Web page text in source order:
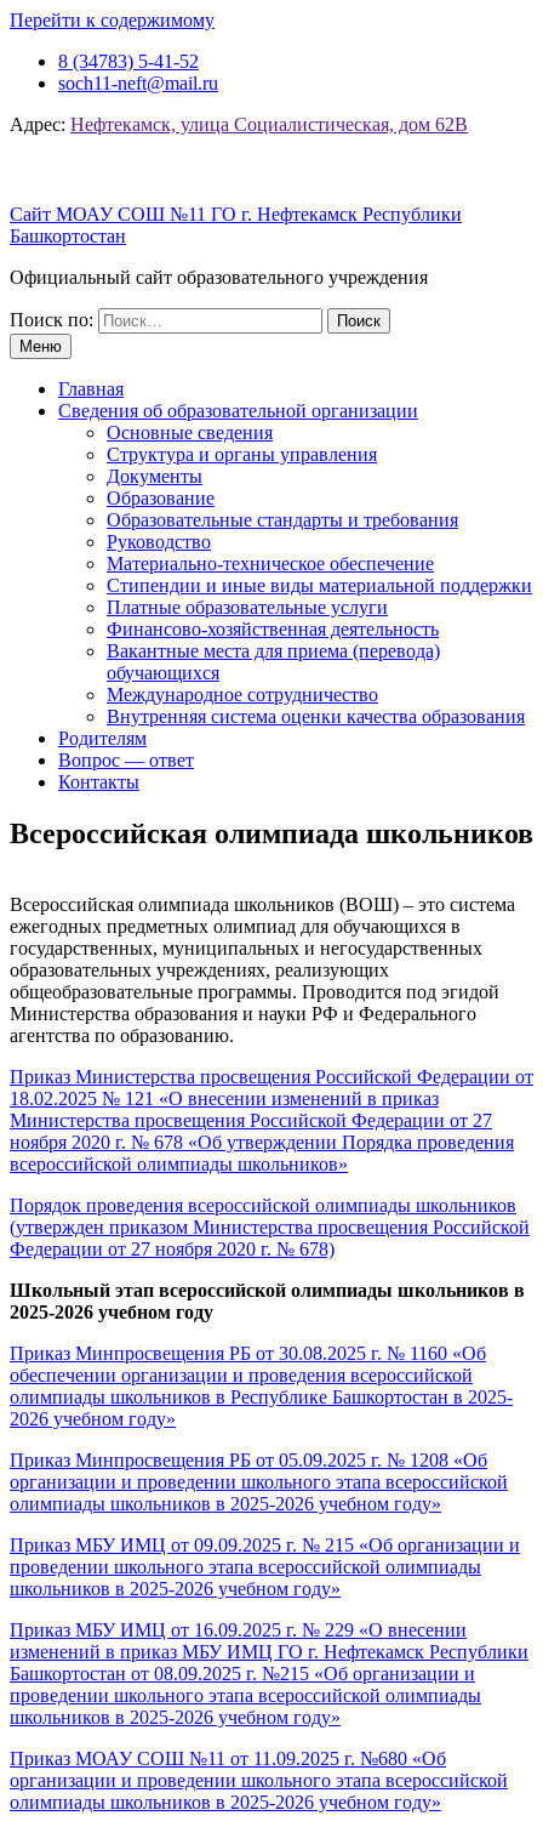
Перейти к содержимому
8 (34783) 5-41-52
soch11-neft@mail.ru
Адрес: Нефтекамск, улица Социалистическая, дом 62В
Сайт МОАУ СОШ №11 ГО г. Нефтекамск Республики
Башкортостан
Официальный сайт образовательного учреждения
Поиск по:
Меню
Главная
Сведения об образовательной организации
Основные сведения
Структура и органы управления
Документы
Образование
Образовательные стандарты и требования
Руководство
Материально-техническое обеспечение
Стипендии и иные виды материальной поддержки
Платные образовательные услуги
Финансово-хозяйственная деятельность
Вакантные места для приема (перевода)
обучающихся
Международное сотрудничество
Внутренняя система оценки качества образования
Родителям
Вопрос — ответ
Контакты
Всероссийская олимпиада школьников
Всероссийская олимпиада школьников (ВОШ) – это система
ежегодных предметных олимпиад для обучающихся в
государственных, муниципальных и негосударственных
образовательных учреждениях, реализующих
общеобразовательные программы. Проводится под эгидой
Министерства образования и науки РФ и Федерального
агентства по образованию.
Приказ Министерства просвещения Российской Федерации от
18.02.2025 № 121 «О внесении изменений в приказ
Министерства просвещения Российской Федерации от 27
ноября 2020 г. № 678 «Об утверждении Порядка проведения
всероссийской олимпиады школьников»
Порядок проведения всероссийской олимпиады школьников
(утвержден приказом Министерства просвещения Российской
Федерации от 27 ноября 2020 г. № 678)
Школьный этап всероссийской олимпиады школьников в
2025-2026 учебном году
Приказ Минпросвещения РБ от 30.08.2025 г. № 1160 «Об
обеспечении организации и проведения всероссийской
олимпиады школьников в Республике Башкортостан в 2025-
2026 учебном году»
Приказ Минпросвещения РБ от 05.09.2025 г. № 1208 «Об
организации и проведении школьного этапа всероссийской
олимпиады школьников в 2025-2026 учебном году»
Приказ МБУ ИМЦ от 09.09.2025 г. № 215 «Об организации и
проведении школьного этапа всероссийской олимпиады
школьников в 2025-2026 учебном году»
Приказ МБУ ИМЦ от 16.09.2025 г. № 229 «О внесении
изменений в приказ МБУ ИМЦ ГО г. Нефтекамск Республики
Башкортостан от 08.09.2025 г. №215 «Об организации и
проведении школьного этапа всероссийской олимпиады
школьников в 2025-2026 учебном году»
Приказ МОАУ СОШ №11 от 11.09.2025 г. №680 «Об
организации и проведении школьного этапа всероссийской
олимпиады школьников в 2025-2026 учебном году»